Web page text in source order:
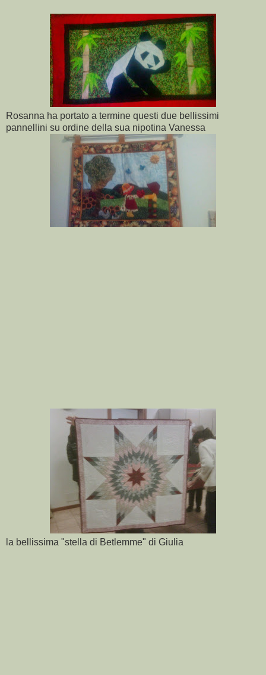
Rosanna ha portato a termine questi due bellissimi
pannellini su ordine della sua nipotina Vanessa
la bellissima "stella di Betlemme" di Giulia